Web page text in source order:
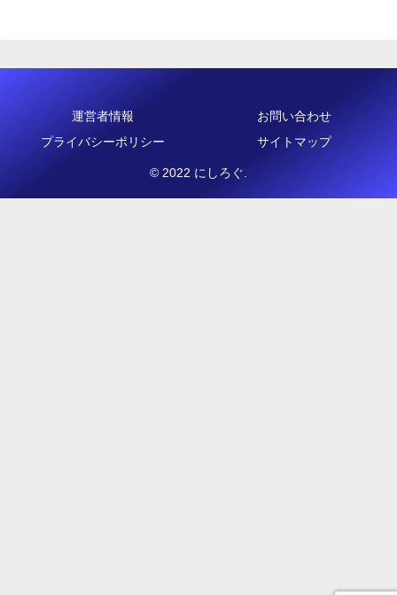
運営者情報
お問い合わせ
プライバシーポリシー
サイトマップ
© 2022 にしろぐ.